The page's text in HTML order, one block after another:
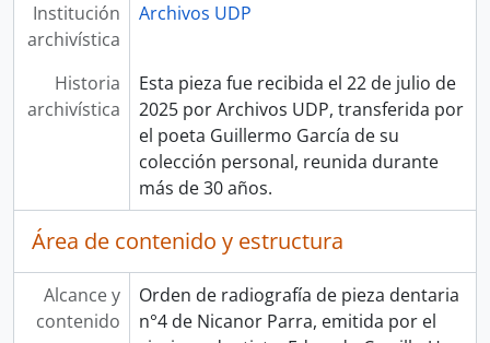
Institución
archivística
Archivos UDP
Historia
archivística
Esta pieza fue recibida el 22 de julio de
2025 por Archivos UDP, transferida por
el poeta Guillermo García de su
colección personal, reunida durante
más de 30 años.
Área de contenido y estructura
Alcance y
contenido
Orden de radiografía de pieza dentaria
n°4 de Nicanor Parra, emitida por el